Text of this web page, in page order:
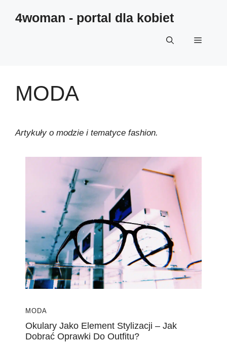
4woman - portal dla kobiet
MODA
Artykuły o modzie i tematyce fashion.
MODA
Okulary Jako Element Stylizacji – Jak
Dobrać Oprawki Do Outfitu?